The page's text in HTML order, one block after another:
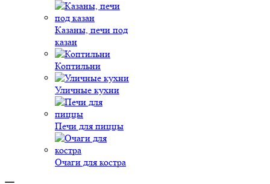
Казаны, печи под
казан
Коптильни
Уличные кухни
Печи для пиццы
Очаги для костра